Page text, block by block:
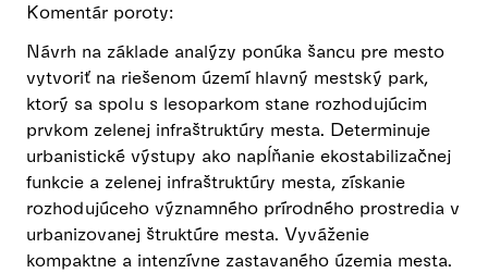
Komentár poroty:
Návrh na základe analýzy ponúka šancu pre mesto
vytvoriť na riešenom území hlavný mestský park,
ktorý sa spolu s lesoparkom stane rozhodujúcim
prvkom zelenej infraštruktúry mesta. Determinuje
urbanistické výstupy ako napĺňanie ekostabilizačnej
funkcie a zelenej infraštruktúry mesta, získanie
rozhodujúceho významného prírodného prostredia v
urbanizovanej štruktúre mesta. Vyváženie
kompaktne a intenzívne zastavaného územia mesta.